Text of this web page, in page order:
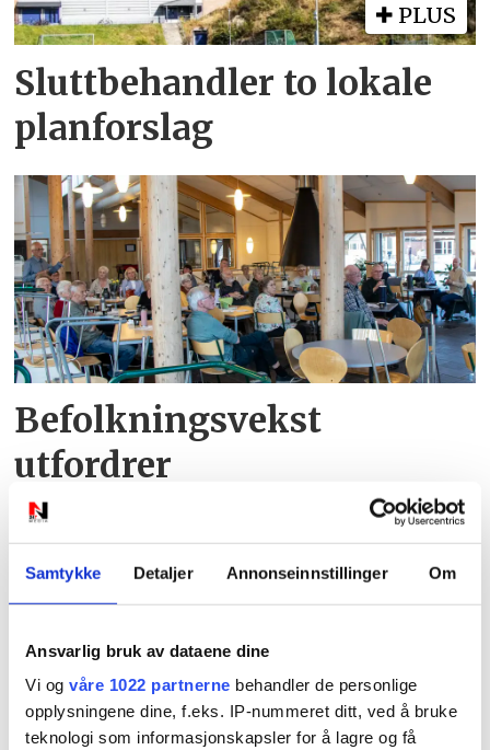
Samtykke Detaljer Annonseinnstillinger Om
Ansvarlig bruk av dataene dine
Vi og våre 1022 partnerne behandler de personlige
opplysningene dine, f.eks. IP-nummeret ditt, ved å bruke
teknologi som informasjonskapsler for å lagre og få
PLUS
Sluttbehandler to lokale
planforslag
Befolkningsvekst
utfordrer
trafikksikkerheten i
Søgne